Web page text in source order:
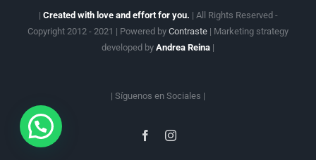
| Created with love and effort for you. | All Rights Reserved -
Copyright 2012 - 2021 | Powered by Contraste | Marketing strategy
developed by Andrea Reina |
| Síguenos en Sociales |
FacebookInstagram